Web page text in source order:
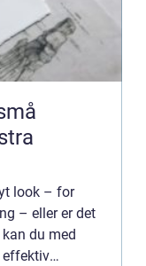
look – for
– eller er det
du med
effektiv